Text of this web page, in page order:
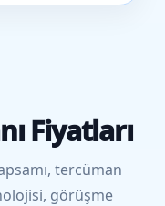
Fiyatları
tercüman
görüşme